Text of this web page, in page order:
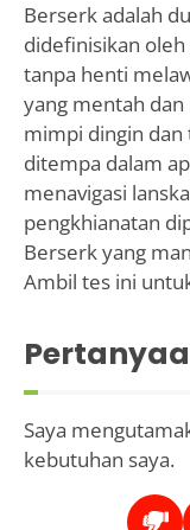
Berserk adalah
didefinisikan
tanpa henti
yang mentah
mimpi dingin
ditempa dalam
menavigasi
pengkhianatan
Berserk yang
Ambil tes ini
Saya
kebutuhan saya.